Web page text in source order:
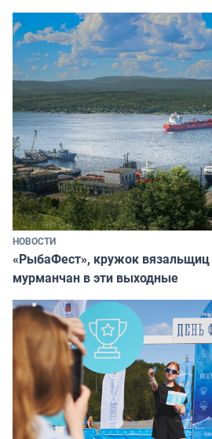
НОВОСТИ
«РыбаФест», кружок
мурманчан в эти выходные